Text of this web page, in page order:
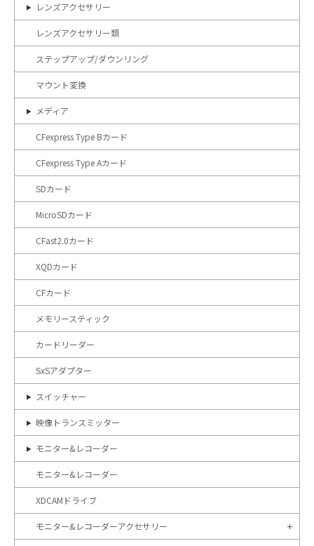
レンズアクセサリー
レンズアクセサリー類
ステップアップ/ダウンリング
マウント変換
メディア
CFexpress Type Bカード
CFexpress Type Aカード
SDカード
MicroSDカード
CFast2.0カード
XQDカード
CFカード
メモリースティック
カードリーダー
SxSアダプター
スイッチャー
映像トランスミッター
モニター&レコーダー
モニター&レコーダー
XDCAMドライブ
モニター&レコーダーアクセサリー